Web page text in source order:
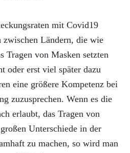
mit Covid19
zwischen Ländern, die wie
Tragen von Masken setzten
oder erst viel später dazu
eine größere Kompetenz bei
zuzusprechen. Wenn es die
erlaubt, das Tragen von
Unterschiede in der
zu machen, so wird man